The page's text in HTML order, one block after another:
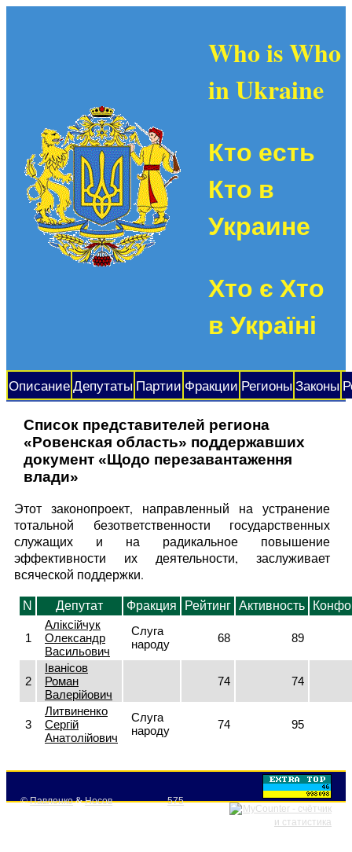
Who is Who
in Ukraine
Кто есть
Кто в
Украине
Хто є Хто
в Україні
Описание Депутаты Партии Фракции Регионы Законы
Список представителей региона
«Ровенская область» поддержавших
документ «Щодо перезавантаження
влади»
Этот законопроект, направленный на устранение
тотальной безответственности государственных
служащих и на радикальное повышение
эффективности их деятельности, заслуживает
всяческой поддержки.
N Депутат Фракция Рейтинг Активность
1
Аліксійчук
Олександр
Васильович
Слуга
народу
68 89
2
Іванісов
Роман
Валерійович
74 74
3
Литвиненко
Сергій
Анатолійович
Слуга
народу
74 95
©Павленко&Носов 575